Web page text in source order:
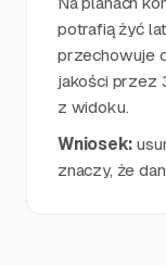
potrafią żyć
przechowuje
jakości przez
z widoku.
Wniosek:
znaczy, że